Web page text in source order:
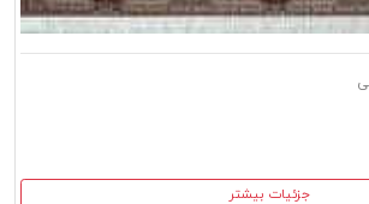
جزئیات بیشتر